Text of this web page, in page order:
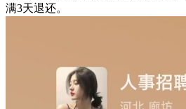
满3天退还。